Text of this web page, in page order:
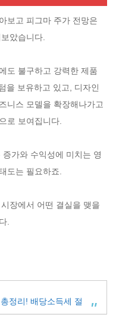
보고 피그마 주가 전망은
았습니다.
도 불구하고 강력한 제품
을 보유하고 있고, 디자인
니스 모델을 확장해나가고
로 보여집니다.
가와 수익성에 미치는 영
도는 필요하죠.
장에서 어떤 결실을 맺을
.
정리! 배당소득세 절